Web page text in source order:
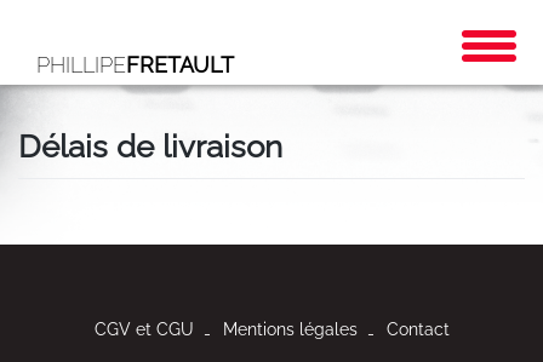
PHILLIPEFRETAULT
Délais de livraison
CGV et CGU Mentions légales Contact